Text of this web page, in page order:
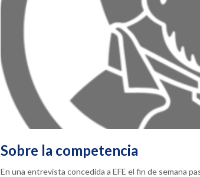
Sobre la competencia
En una entrevista concedida a EFE el fin de semana